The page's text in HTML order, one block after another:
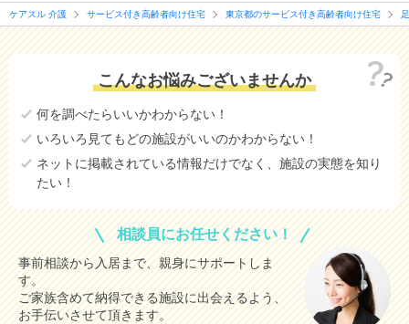
ケアスル 介護 サービス付き高齢者向け住宅 東京都のサービス付き高齢者向け住宅
こんなお悩みございませんか
何を調べたらいいかわからない！
いろいろ見てもどの施設がいいのかわからない！
ネットに掲載されている情報だけでなく、施設の実態を知り
たい！
相談員にお任せください！
事前相談から入居まで、親身にサポートしま
す。
ご家族含めて納得できる施設に出会えるよう、
お手伝いさせて頂きます。